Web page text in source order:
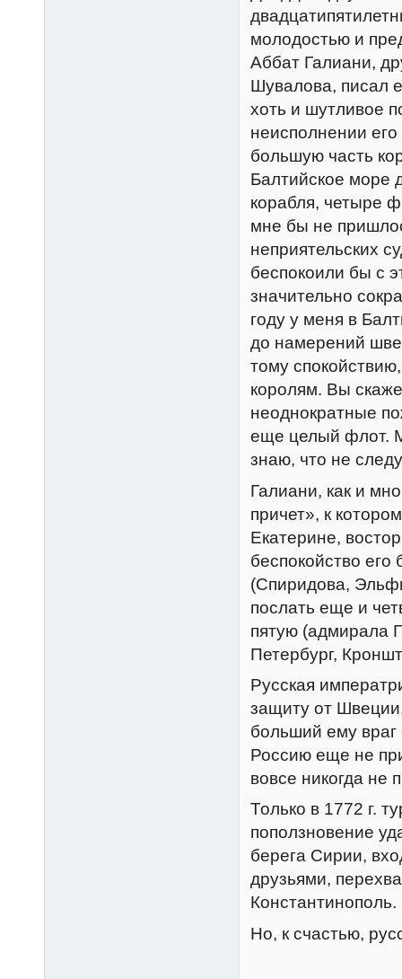
молодостью и
Аббат Галиани,
Шувалова, писал
хоть и шутливое
неисполнении
большую часть
Балтийское море
корабля, четыре
мне бы не
неприятельских
беспокоили бы с
значительно
году у меня в
до намерений
тому
королям. Вы
неоднократные
еще целый флот.
знаю, что не
Галиани, как и
причет», к
Екатерине,
беспокойство
(Спиридова,
послать еще и
пятую (адмирала
Петербург,
Русская
защиту от Швеции,
больший ему
Россию еще не
вовсе никогда не
Только в 1772 г.
поползновение
берега Сирии,
друзьями,
Константинополь.
Но, к счастью,